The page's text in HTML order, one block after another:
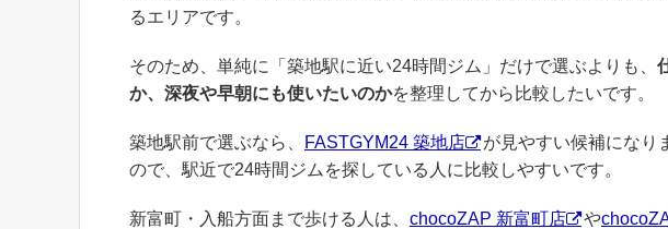
るエリアです。
そのため、単純に「築地駅に近い24時間ジム」だけで選ぶよりも、
か、深夜や早朝にも使いたいのかを整理してから比較したいです。
築地駅前で選ぶなら、 FASTGYM24 築地店
が見やすい候補になり
ので、駅近で24時間ジムを探している人に比較しやすいです。
新富町・入船方面まで歩ける人は、 chocoZAP 新富町店 や